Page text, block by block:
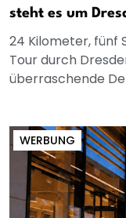
steht es um
24 Kilometer, fünf
Tour durch
überraschende
WERBUNG